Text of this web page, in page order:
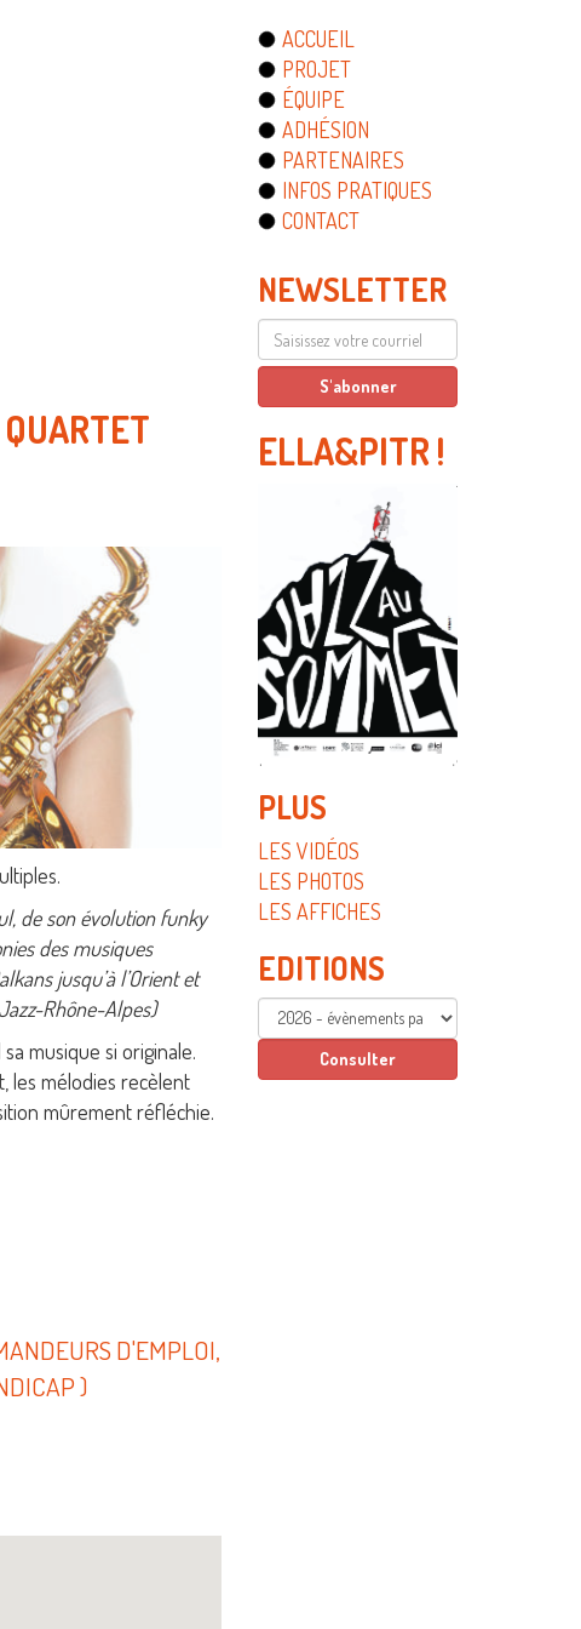
ACCUEIL
PROJET
ÉQUIPE
ADHÉSION
PARTENAIRES
INFOS PRATIQUES
CONTACT
de son évolution funky
des musiques
jusqu’à l’Orient et
Rhône-Alpes)
musique si originale.
les mélodies recèlent
mûrement réfléchie.
D'EMPLOI,
)
NEWSLETTER
ELLA&PITR !
PLUS
LES VIDÉOS
LES PHOTOS
LES AFFICHES
EDITIONS